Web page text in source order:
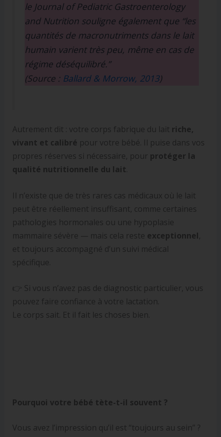
le Journal of Pediatric Gastroenterology
and Nutritionsouligne également que “les
quantités de macronutriments dans le lait
humain varient très peu, même en cas de
régime déséquilibré.”
(Source : Ballard & Morrow, 2013)
Autrement dit : votre corps fabrique du lait riche,
vivant et calibré pour votre bébé. Il puise dans vos
propres réserves si nécessaire, pour protéger la
qualité nutritionnelle du lait.
Il n’existe que de très rares cas médicaux où le lait
peut être réellement insuffisant, comme certaines
pathologies hormonales ou une hypoplasie
mammaire sévère — mais cela reste exceptionnel
et toujours accompagné d’un suivi médical
spécifique.
👉 Si vous n’avez pas de diagnostic particulier, vous
pouvez faire confiance à votre lactation.
Le corps sait. Et il fait les choses bien.
Pourquoi votre bébé tète-t-il souvent ?
Vous avez l’impression qu’il est “toujours au sein” ?